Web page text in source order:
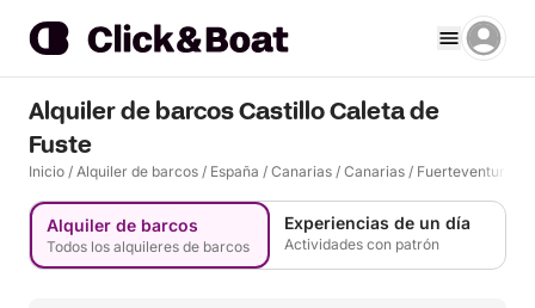
Alquiler de barcos Castillo Caleta de
Fuste
Inicio / Alquiler de barcos / España / Canarias / Canarias / Fuerteventura
Alquiler de barcos
Todos los alquileres de barcos
Experiencias de un día
Actividades con patrón